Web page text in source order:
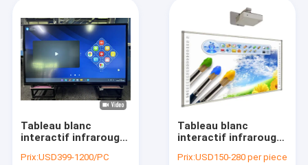
artificielle Pour la
réunion de
conférence
d'éducation
Tableau blanc
interactif infrarouge
multi-touch 50
Prix:USD399-1200/PC
Tableau blanc
interactif infrarouge
mur pour
Prix:USD150-280 per piece